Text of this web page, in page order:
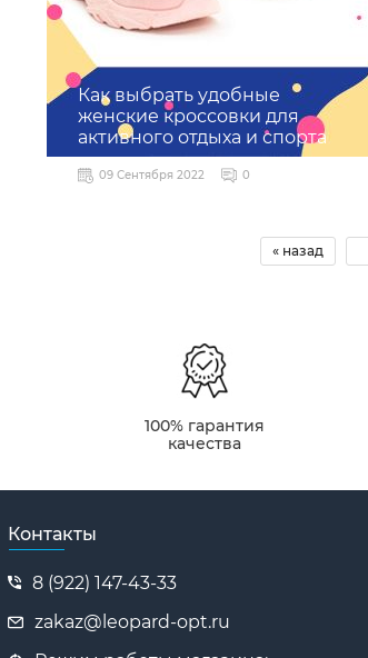
Как выбрать удобные
женские кроссовки для
активного отдыха и спорта
09 Сентября 2022 0
« назад
100% гарантия
качества
Контакты
8 (922) 147-43-33
zakaz@leopard-opt.ru